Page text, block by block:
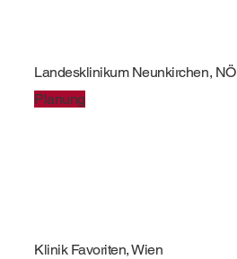
Landesklinikum Neunkirchen, NÖ
Planung
Klinik Favoriten, Wien